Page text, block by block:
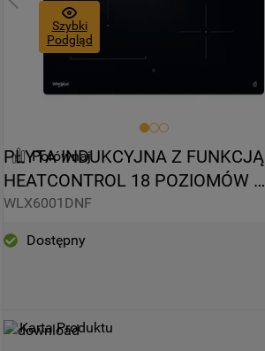
Szybki
Podgląd
Porównaj
PŁYTA INDUKCYJNA Z FUNKCJĄ
HEATCONTROL 18 POZIOMÓW
MOCY WHIRLPOOL WLX6001DNF
WLX6001DNF
Dostępny
Karta Produktu